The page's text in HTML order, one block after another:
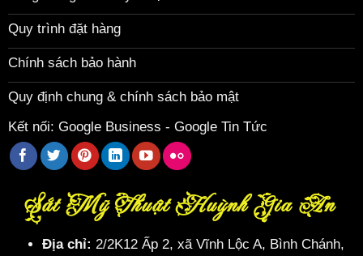
Quy trình đặt hàng
Chính sách bảo hành
Quy định chung & chính sách bảo mật
Kết nối: Google Business - Google Tin Tức
Sắt Mỹ Thuật Huỳnh Gia An
Địa chỉ: 2/2K12 Ấp 2, xã Vĩnh Lộc A, Bình Chánh,